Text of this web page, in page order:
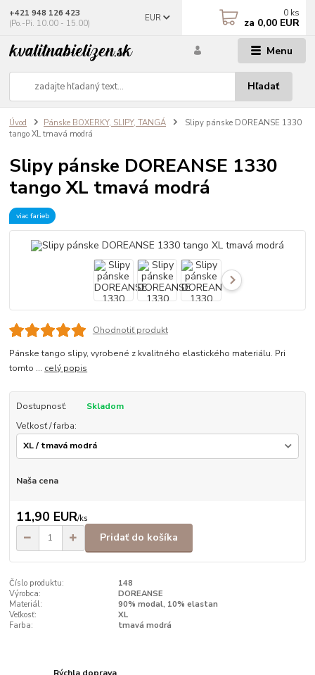
Menu
EUR
Hľadať
+421 948 126 423
(Po.-Pi. 10.00 - 15.00)
0 ks
za 0,00 EUR
Úvod Pánske BOXERKY, SLIPY, TANGÁ
Slipy pánske DOREANSE 1330
tango XL tmavá modrá
Slipy pánske DOREANSE 1330
tango XL tmavá modrá
viac farieb
Ohodnotiť produkt
Pánske tango slipy, vyrobené z kvalitného elastického materiálu. Pri
tomto ... celý popis
Dostupnosť:
Skladom
Veľkosť / farba:
Naša cena
11,90 EUR/ks
Pridať do košíka
Číslo produktu:
148
Výrobca:
DOREANSE
Materiál:
90% modal, 10% elastan
Veľkosť:
XL
Farba:
tmavá modrá